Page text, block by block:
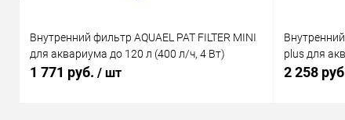
Внутренний фильтр AQUAEL PAT FILTER MINI
для аквариума до 120 л (400 л/ч, 4 Вт)
1 771 руб. / шт
Внутренний
plus для
2 258